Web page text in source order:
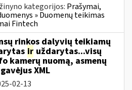
kategorijos: Prašymai,
» Duomenų teikimas
Fintech
rinkos dalyvių teikiamų
ir uždarytas...visų
kamerų nuomą, asmenų
XML
02-13